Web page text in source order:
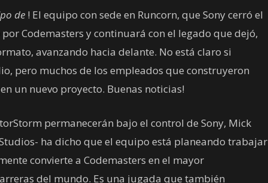
de ! El equipo con sede en Runcorn, que Sony cerró el
Codemasters y continuará con el legado que dejó,
avanzando hacia delante. No está claro si
pero muchos de los empleados que construyeron
un nuevo proyecto. Buenas noticias!
permanecerán bajo el control de Sony, Mick
ha dicho que el equipo está planeando trabajar
convierte a Codemasters en el mayor
del mundo. Es una jugada que también